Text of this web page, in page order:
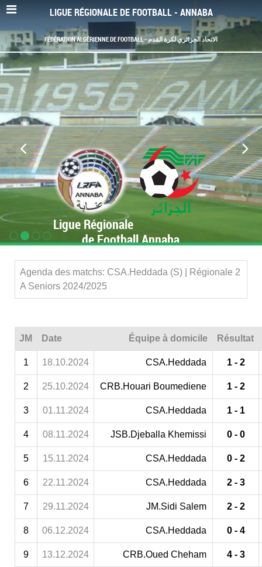
LIGUE RÉGIONALE DE FOOTBALL - ANNABA
FÉDÉRATION ALGÉRIENNE DE FOOTBALL - الاتحاد الجزائري لكرة القدم
Ligue Régionale
de Football Annaba
Agenda des matchs: CSA.Heddada (S) | Régionale 2
A Seniors 2024/2025
JM Date Équipe à domicile Résultat
1 18.10.2024 CSA.Heddada 1 - 2
2 25.10.2024 CRB.Houari Boumediene 1 - 2
3 01.11.2024 CSA.Heddada 1 - 1
4 08.11.2024 JSB.Djeballa Khemissi 0 - 0
5 15.11.2024 CSA.Heddada 0 - 2
6 22.11.2024 CSA.Heddada 2 - 3
7 29.11.2024 JM.Sidi Salem 2 - 2
8 06.12.2024 CSA.Heddada 0 - 4
9 13.12.2024 CRB.Oued Cheham 4 - 3